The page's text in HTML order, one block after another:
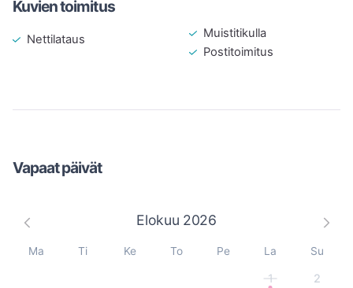
Kuvien toimitus
Nettilataus
Muistitikulla
Postitoimitus
Vapaat päivät
Elokuu 2026
Ma Ti Ke To Pe La Su
1 2